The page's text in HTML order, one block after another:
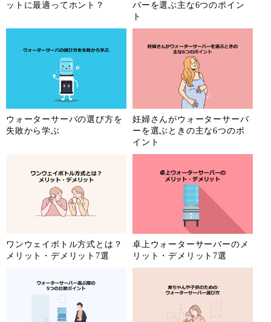
ットに最適ってホント？
バーを選ぶ主な6つのポイン
ト
ウォーターサーバの選び方を
失敗から学ぶ
妊婦さんがウォーターサーバ
ーを選ぶときの主な6つのポ
イント
ワンウェイボトル方式とは？
メリット・デメリット7選
卓上ウォーターサーバーのメ
リット・デメリット7選